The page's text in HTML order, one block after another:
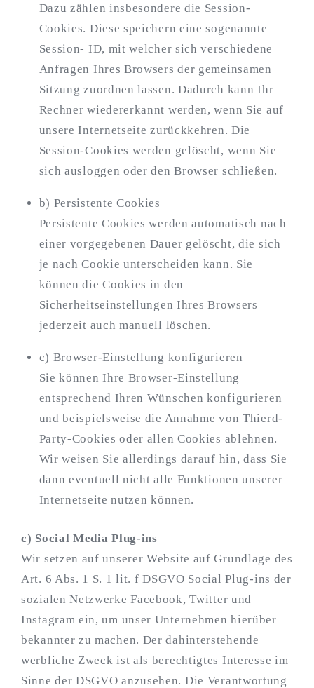
Dazu zählen insbesondere die Session-
Cookies. Diese speichern eine sogenannte
Session- ID, mit welcher sich verschiedene
Anfragen Ihres Browsers der gemeinsamen
Sitzung zuordnen lassen. Dadurch kann Ihr
Rechner wiedererkannt werden, wenn Sie auf
unsere Internetseite zurückkehren. Die
Session-Cookies werden gelöscht, wenn Sie
sich ausloggen oder den Browser schließen.
b) Persistente Cookies
Persistente Cookies werden automatisch nach
einer vorgegebenen Dauer gelöscht, die sich
je nach Cookie unterscheiden kann. Sie
können die Cookies in den
Sicherheitseinstellungen Ihres Browsers
jederzeit auch manuell löschen.
c) Browser-Einstellung konfigurieren
Sie können Ihre Browser-Einstellung
entsprechend Ihren Wünschen konfigurieren
und beispielsweise die Annahme von Thierd-
Party-Cookies oder allen Cookies ablehnen.
Wir weisen Sie allerdings darauf hin, dass Sie
dann eventuell nicht alle Funktionen unserer
Internetseite nutzen können.
c) Social Media Plug-ins
Wir setzen auf unserer Website auf Grundlage des
Art. 6 Abs. 1 S. 1 lit. f DSGVO Social Plug-ins der
sozialen Netzwerke Facebook, Twitter und
Instagram ein, um unser Unternehmen hierüber
bekannter zu machen. Der dahinterstehende
werbliche Zweck ist als berechtigtes Interesse im
Sinne der DSGVO anzusehen. Die Verantwortung